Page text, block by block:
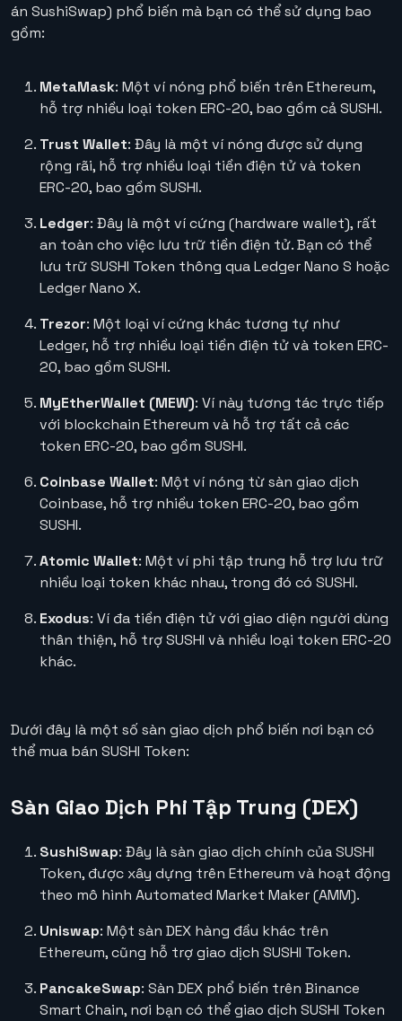
án SushiSwap) phổ biến mà bạn có thể sử dụng bao
gồm:
MetaMask: Một ví nóng phổ biến trên Ethereum,
hỗ trợ nhiều loại token ERC-20, bao gồm cả SUSHI.
Trust Wallet: Đây là một ví nóng được sử dụng
rộng rãi, hỗ trợ nhiều loại tiền điện tử và token
ERC-20, bao gồm SUSHI.
Ledger: Đây là một ví cứng (hardware wallet), rất
an toàn cho việc lưu trữ tiền điện tử. Bạn có thể
lưu trữ SUSHI Token thông qua Ledger Nano S hoặc
Ledger Nano X.
Trezor: Một loại ví cứng khác tương tự như
Ledger, hỗ trợ nhiều loại tiền điện tử và token ERC-
20, bao gồm SUSHI.
MyEtherWallet (MEW): Ví này tương tác trực tiếp
với blockchain Ethereum và hỗ trợ tất cả các
token ERC-20, bao gồm SUSHI.
Coinbase Wallet: Một ví nóng từ sàn giao dịch
Coinbase, hỗ trợ nhiều token ERC-20, bao gồm
SUSHI.
Atomic Wallet: Một ví phi tập trung hỗ trợ lưu trữ
nhiều loại token khác nhau, trong đó có SUSHI.
Exodus: Ví đa tiền điện tử với giao diện người dùng
thân thiện, hỗ trợ SUSHI và nhiều loại token ERC-20
khác.
Dưới đây là một số sàn giao dịch phổ biến nơi bạn có
thể mua bán SUSHI Token:
Sàn Giao Dịch Phi Tập Trung (DEX)
SushiSwap: Đây là sàn giao dịch chính của SUSHI
Token, được xây dựng trên Ethereum và hoạt động
theo mô hình Automated Market Maker (AMM).
Uniswap: Một sàn DEX hàng đầu khác trên
Ethereum, cũng hỗ trợ giao dịch SUSHI Token.
PancakeSwap: Sàn DEX phổ biến trên Binance
Smart Chain, nơi bạn có thể giao dịch SUSHI Token